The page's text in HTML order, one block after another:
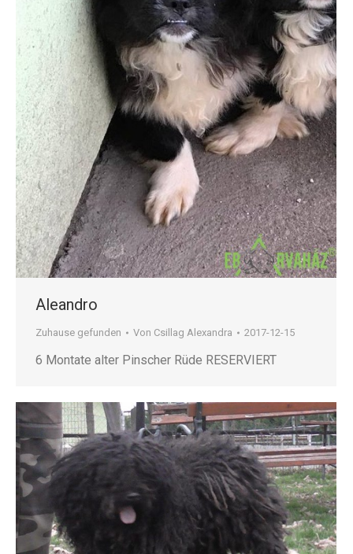
Aleandro
Zuhause gefunden Von Csillag Alexandra 2017-12-15
6 Montate alter Pinscher Rüde RESERVIERT